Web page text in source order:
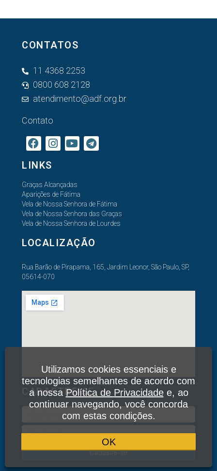
CONTATOS
11 4368 2253
0800 608 2128
atendimento@adf.org.br
Contato
LINKS
Graças Alcançadas
Aparições de Fátima
Vela de Nossa Senhora de Fátima
Vela de Nossa Senhora das Graças
Vela de Nossa Senhora de Lourdes
LOCALIZAÇÃO
Rua Barão de Pirapama, 165, Jardim Leonor, São Paulo, SP,
05614-070
CADASTRE-SE
Cadastre-se
Utilizamos cookies essenciais e
tecnologias semelhantes de acordo com
a nossaPolítica de Privacidadee, ao
continuar navegando, você concorda
com estas condições.
OK